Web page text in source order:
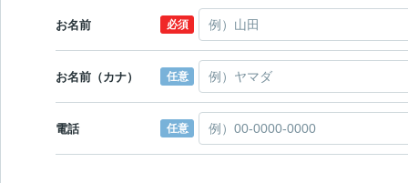
お名前 必須
お名前（カナ） 任意
電話 任意